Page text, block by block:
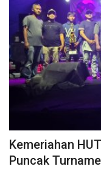
Kemeriahan
Puncak